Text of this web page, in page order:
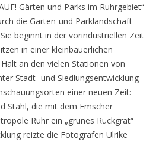
Gärten und Parks im Ruhrgebiet“
die Garten-und Parklandschaft
beginnt in der vorindustriellen Zeit
in einer kleinbäuerlichen
an den vielen Stationen von
Stadt- und Siedlungsentwicklung
einer neuen Zeit:
Stahl, die mit dem Emscher
Ruhr ein „grünes Rückgrat“
reizte die Fotografen Ulrike